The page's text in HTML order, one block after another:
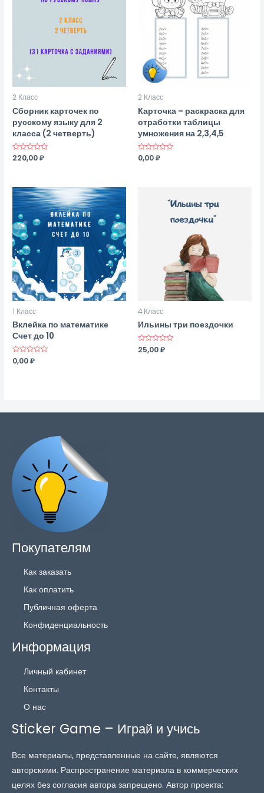
2 Класс
Сборник карточек по
русскому языку для 2
класса (2 четверть)
Оценка
220,00₽
2 Класс
Карточка – раскраска для
отработки таблицы
умножения на 2,3,4,5
Оценка
0,00₽
1 Класс
Вклейка по математике
Счет до 10
Оценка
0
0,00₽
4 Класс
Ильины три поездочки
Оценка
0
25,00₽
Покупателям
Как заказать
Как оплатить
Публичная оферта
Конфиденциальность
Информация
Личный кабинет
Контакты
О нас
Sticker Game – Играй и учись
Все материалы, представленные на сайте, являются
авторскими. Распространение материала в коммерческих
целях без согласия автора запрещено. Автор проекта: